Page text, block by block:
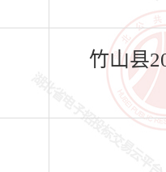
竹山县